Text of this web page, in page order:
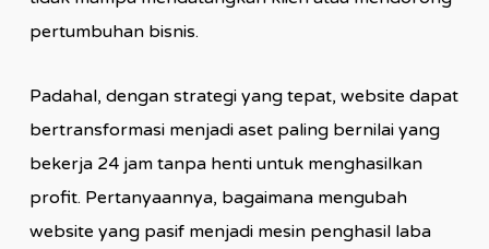
pertumbuhan bisnis.
Padahal, dengan strategi yang tepat, website dapat
bertransformasi menjadi aset paling bernilai yang
bekerja 24 jam tanpa henti untuk menghasilkan
profit. Pertanyaannya, bagaimana mengubah
website yang pasif menjadi mesin penghasil laba